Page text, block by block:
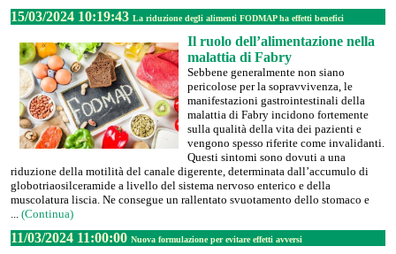
15/03/2024 10:19:43 La riduzione degli alimenti FODMAP ha effetti benefici
Il ruolo dell’alimentazione nella
malattia di Fabry
Sebbene generalmente non siano
pericolose per la sopravvivenza, le
manifestazioni gastrointestinali della
malattia di Fabry incidono fortemente
sulla qualità della vita dei pazienti e
vengono spesso riferite come invalidanti.
Questi sintomi sono dovuti a una
riduzione della motilità del canale digerente, determinata dall’accumulo di
globotriaosilceramide a livello del sistema nervoso enterico e della
muscolatura liscia. Ne consegue un rallentato svuotamento dello stomaco e
... (Continua)
11/03/2024 11:00:00 Nuova formulazione per evitare effetti avversi